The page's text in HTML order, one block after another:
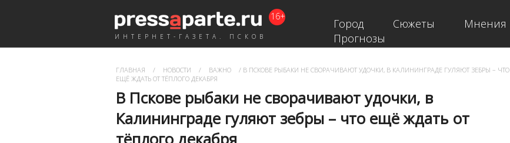
ИНТЕРНЕТ-ГАЗЕТА. ПСКОВ
16+
Город Сюжеты Мнения
Прогнозы
ГЛАВНАЯ / НОВОСТИ / ВАЖНО / В ПСКОВЕ РЫБАКИ НЕ СВОРАЧИВАЮТ УДОЧКИ, В КАЛИНИНГРАДЕ ГУЛЯЮТ ЗЕБРЫ – ЧТО
ЕЩЁ ЖДАТЬ ОТ ТЁПЛОГО ДЕКАБРЯ
В Пскове рыбаки не сворачивают удочки, в
Калининграде гуляют зебры – что ещё ждать от